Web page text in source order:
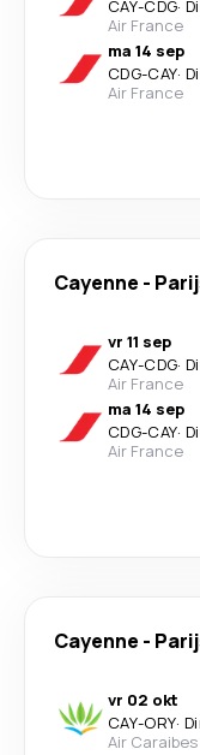
CAY-CDG·
Air France
ma 14 sep
CDG-CAY·
Air France
Cayenne -
vr 11 sep
CAY-CDG·
Air France
ma 14 sep
CDG-CAY·
Air France
Cayenne -
vr 02 okt
CAY-ORY·
Air Caraibes